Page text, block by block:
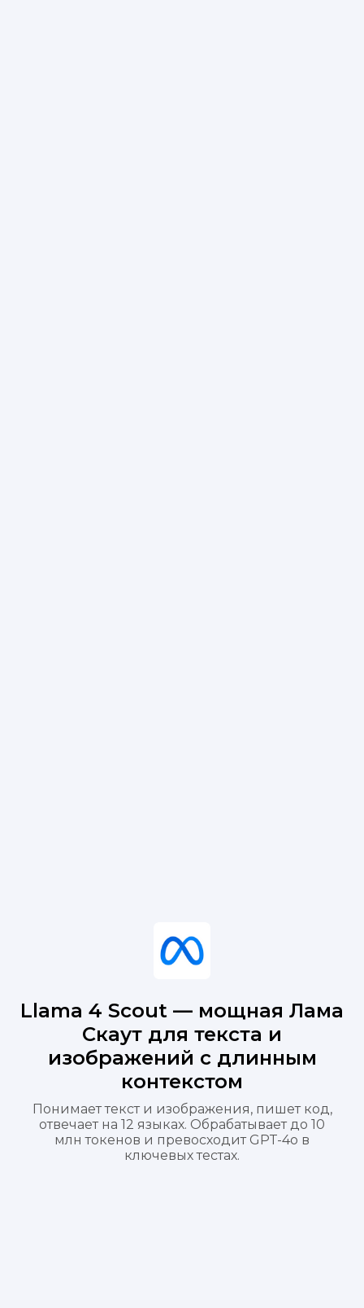
Llama 4 Scout — мощная Лама
Скаут для текста и
изображений с длинным
контекстом
Понимает текст и изображения, пишет код,
отвечает на 12 языках. Обрабатывает до 10
млн токенов и превосходит GPT-4o в
ключевых тестах.